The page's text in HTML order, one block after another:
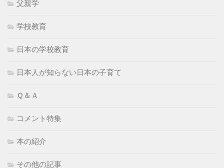
父親学
学校教育
日本の学校教育
日本人が知らない日本の子育て
Ｑ＆Ａ
コメント特集
本の紹介
その他の記事